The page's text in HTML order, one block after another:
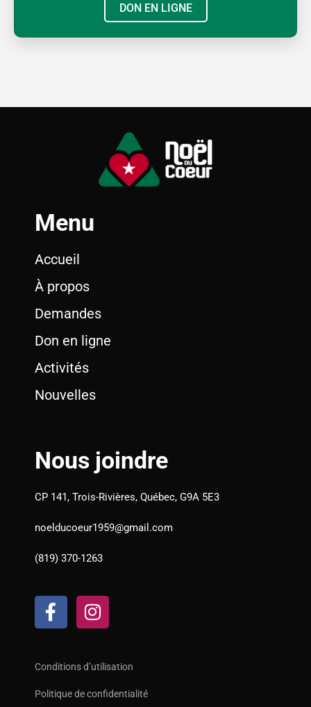
DON EN LIGNE
Menu
Accueil
À propos
Demandes
Don en ligne
Activités
Nouvelles
Nous joindre
CP 141, Trois-Rivières, Québec, G9A 5E3
noelducoeur1959@gmail.com
(819) 370-1263
a
c
b
o
n
s
a
r
Conditions d’utilisation
Politique de confidentialité